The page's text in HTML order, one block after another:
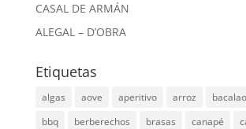
CASAL DE ARMÁN
ALEGAL – D’OBRA
Etiquetas
algas aove aperitivo arroz bacalao
bbq
berberechos brasas canapé